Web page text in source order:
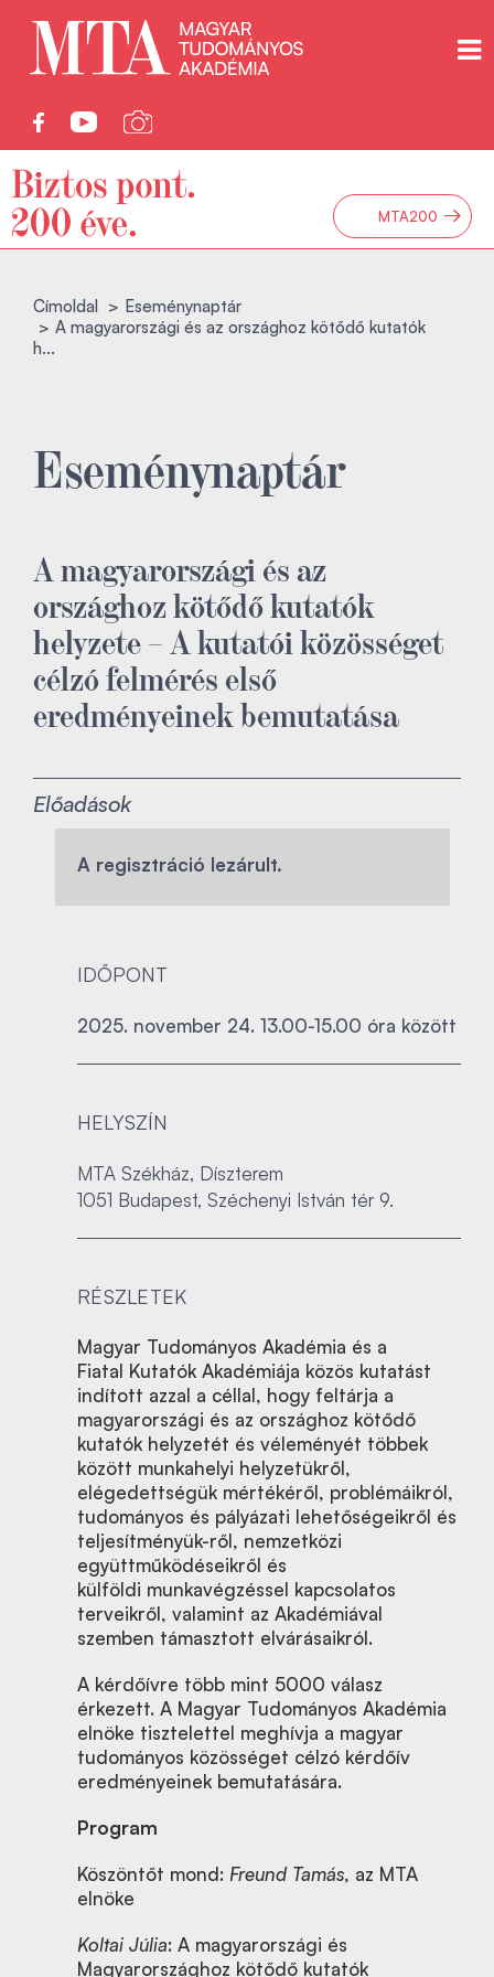
MTA200 →
Címoldal
Eseménynaptár
A magyarországi és az országhoz kötődő kutatók
h...
Eseménynaptár
A magyarországi és az
országhoz kötődő kutatók
helyzete – A kutatói közösséget
célzó felmérés első
eredményeinek bemutatása
Előadások
A regisztráció lezárult.
IDŐPONT
2025. november 24. 13.00-15.00 óra között
HELYSZÍN
MTA Székház, Díszterem
1051 Budapest, Széchenyi István tér 9.
RÉSZLETEK
Magyar Tudományos Akadémia és a
Fiatal Kutatók Akadémiája közös kutatást
indított azzal a céllal, hogy feltárja a
magyarországi és az országhoz kötődő
kutatók helyzetét és véleményét többek
között munkahelyi helyzetükről,
elégedettségük mértékéről, problémáikról,
tudományos és pályázati lehetőségeikről és
teljesítményük-ről, nemzetközi
együttműködéseikről és
külföldi munkavégzéssel kapcsolatos
terveikről, valamint az Akadémiával
szemben támasztott elvárásaikról.
A kérdőívre több mint 5000 válasz
érkezett. A Magyar Tudományos Akadémia
elnöke tisztelettel meghívja a magyar
tudományos közösséget célzó kérdőív
eredményeinek bemutatására.
Program
Köszöntőt mond: Freund Tamás, az MTA
elnöke
Koltai Júlia: A magyarországi és
Magyarországhoz kötődő kutatók